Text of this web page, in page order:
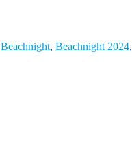
Beachnight, Beachnight 2024,